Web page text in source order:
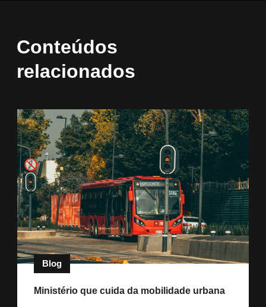
Conteúdos
relacionados
Blog
Ministério que cuida da mobilidade urbana